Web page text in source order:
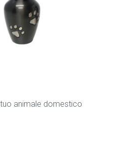
animale domestico